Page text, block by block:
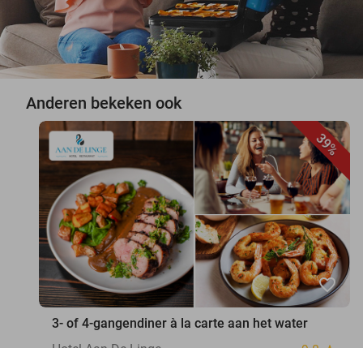
Anderen bekeken ook
39%
favorite_border
3- of 4-gangendiner à la carte aan het water